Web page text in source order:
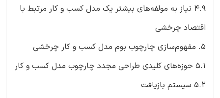
4.9 نیاز به مولفه‌های بیشتر یک مدل کسب و کار مرتبط با
اقتصاد چرخشی
5. مفهوم‌سازی چارچوب بوم مدل کسب و کار چرخشی
5.1 حوزه‌های کلیدی طراحی مجدد چارچوب مدل کسب و کار
5.2 سیستم بازیافت